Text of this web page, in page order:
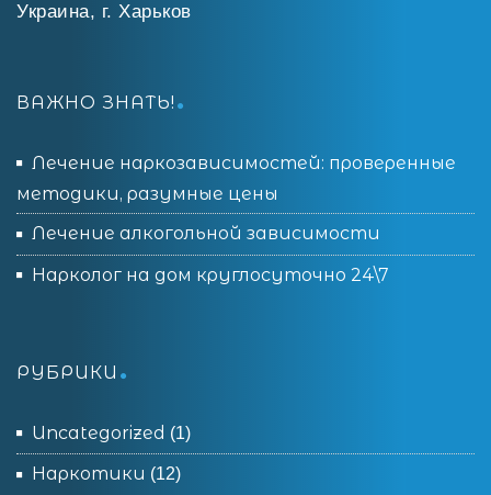
Украина, г. Харьков
ВАЖНО ЗНАТЬ!
Лечение наркозависимостей: проверенные
методики, разумные цены
Лечение алкогольной зависимости
Нарколог на дом круглосуточно 24\7
РУБРИКИ
Uncategorized (1)
Наркотики (12)